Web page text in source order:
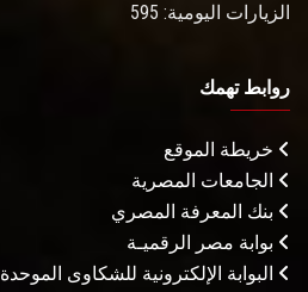
الزيارات اليومية: 595
روابط تهمك
خريطة الموقع
الجامعات المصرية
بنك المعرفة المصري
بوابة مصر الرقميـة
البوابة الإلكترونية للشكاوى الموحدة